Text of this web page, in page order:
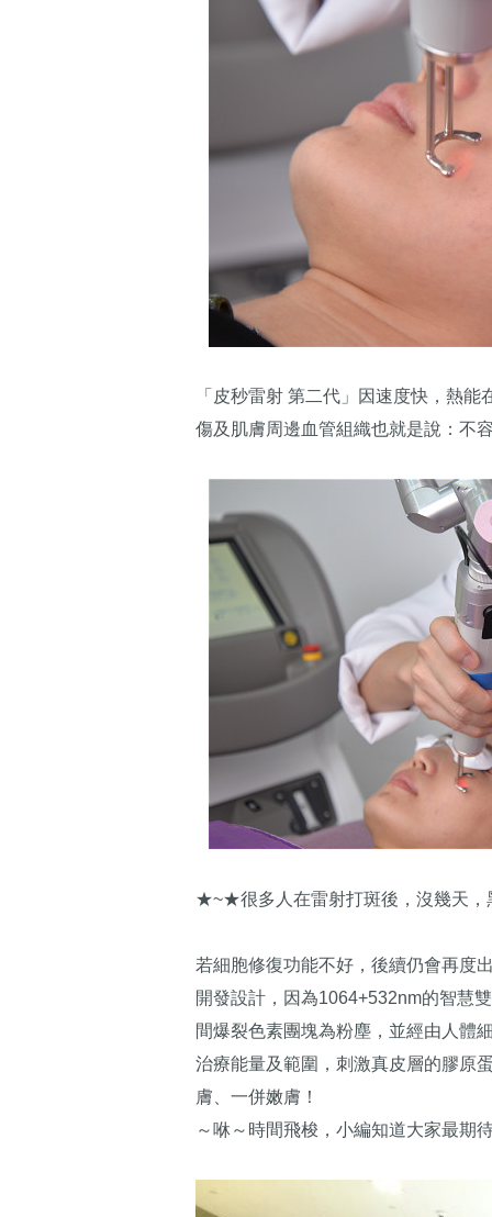
「皮秒雷射 第二代」因速度快，熱
傷及肌膚周邊血管組織也就是說：不
★~★很多人在雷射打斑後，沒幾天，
若細胞修復功能不好，後續仍會再度
開發設計，因為1064+532nm的智慧
間爆裂色素團塊為粉塵，並經由人體
治療能量及範圍，刺激真皮層的膠原
膚、一併嫩膚！
～咻～時間飛梭，小編知道大家最期